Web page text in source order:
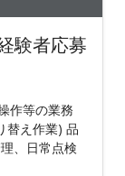
験者応募
作等の業務
替え作業) 品
、日常点検